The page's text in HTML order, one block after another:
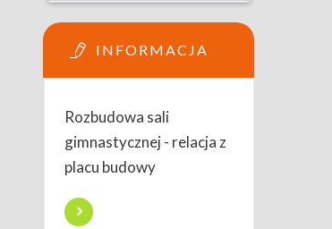
INFORMACJA
Rozbudowa sali
gimnastycznej - relacja z
placu budowy